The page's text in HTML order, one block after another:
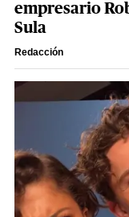
empresario
Sula
Redacción